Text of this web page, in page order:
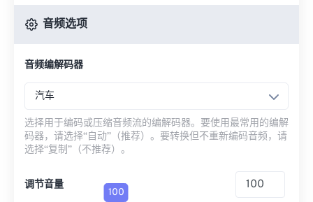
音频选项
音频编解码器
汽车
选择用于编码或压缩音频流的编解码器。要使用最常用的编解
码器，请选择“自动”（推荐）。要转换但不重新编码音频，请
选择“复制”（不推荐）。
调节音量
100